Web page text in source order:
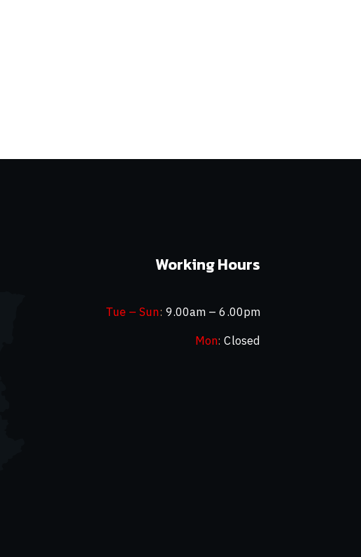
Working Hours
Tue – Sun: 9.00am – 6.00pm
Mon: Closed